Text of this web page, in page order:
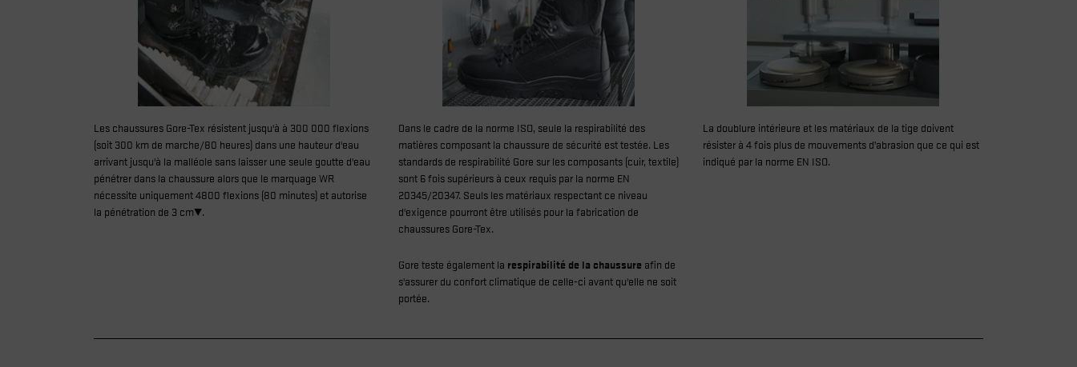
Les chaussures Gore-Tex résistent jusqu'à à 300 000 flexions
(soit 300 km de marche/80 heures) dans une hauteur d'eau
arrivant jusqu'à la malléole sans laisser une seule goutte d'eau
pénétrer dans la chaussure alors que le marquage WR
nécessite uniquement 4800 flexions (80 minutes) et autorise
la pénétration de 3 cm².
Dans le cadre de la norme ISO, seule la respirabilité des
matières composant la chaussure de sécurité est testée. Les
standards de respirabilité Gore sur les composants (cuir, textile)
sont 6 fois supérieurs à ceux requis par la norme EN
20345/20347. Seuls les matériaux respectant ce niveau
d'exigence pourront être utilisés pour la fabrication de
chaussures Gore-Tex.
Gore teste également la respirabilité de la chaussure afin de
s'assurer du confort climatique de celle-ci avant qu'elle ne soit
portée.
La doublure intérieure et les matériaux de la tige doivent
résister à 4 fois plus de mouvements d’abrasion que ce qui est
indiqué par la norme EN ISO.